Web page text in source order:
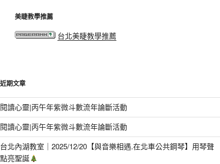
美睫教學推薦
台北美睫教學推薦
近期文章
閱讀心靈|丙午年紫微斗數流年論斷活動
閱讀心靈|丙午年紫微斗數流年論斷活動
台北內湖教室｜2025/12/20【與音樂相遇.在北車公共鋼琴】用琴聲
點亮聖誕